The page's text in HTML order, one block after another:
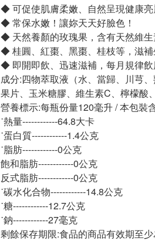
◆ 可促使肌膚柔嫩、自然呈現健康
◆ 常保水嫩！讓妳天天好臉色！
◆ 天然養顏的玫瑰果，含有天然維
◆ 桂圓、紅棗、黑棗、桂枝等，滋
◆ 即開即飲、迅速滋補，每月規律飲
成分:四物萃取液（水、當歸、川芎
果片、玉米糖膠、維生素C、檸檬酸
營養標示:每瓶份量120毫升 / 本包裝
˙熱量------------64.8大卡
˙蛋白質------------1.4公克
˙脂肪------------0公克
飽和脂肪------------0公克
反式脂肪------------0公克
˙碳水化合物------------14.8公克
˙糖------------12.7公克
˙鈉------------27毫克
剩餘保存期限:食品的商品有效期至